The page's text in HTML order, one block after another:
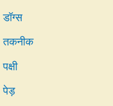
डॉग्स
तकनीक
पक्षी
पेड़